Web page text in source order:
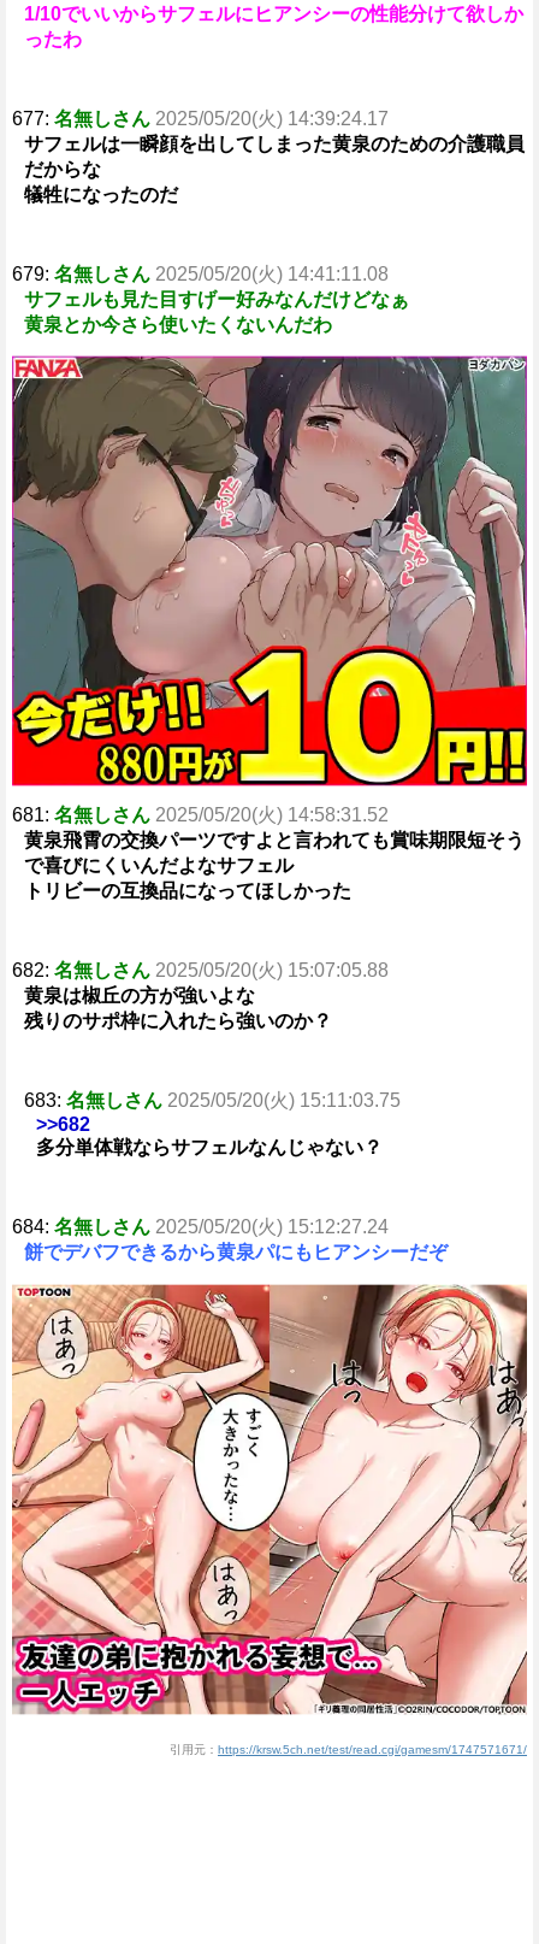
1/10でいいからサフェルにヒアンシーの性能分けて欲しか
ったわ
677: 名無しさん 2025/05/20(火) 14:39:24.17
サフェルは一瞬顔を出してしまった黄泉のための介護職員
だからな
犠牲になったのだ
679: 名無しさん 2025/05/20(火) 14:41:11.08
サフェルも見た目すげー好みなんだけどなぁ
黄泉とか今さら使いたくないんだわ
681: 名無しさん 2025/05/20(火) 14:58:31.52
黄泉飛霄の交換パーツですよと言われても賞味期限短そう
で喜びにくいんだよなサフェル
トリビーの互換品になってほしかった
682: 名無しさん 2025/05/20(火) 15:07:05.88
黄泉は椒丘の方が強いよな
残りのサポ枠に入れたら強いのか？
683: 名無しさん 2025/05/20(火) 15:11:03.75
>>682
多分単体戦ならサフェルなんじゃない？
684: 名無しさん 2025/05/20(火) 15:12:27.24
餅でデバフできるから黄泉パにもヒアンシーだぞ
引用元： https://krsw.5ch.net/test/read.cgi/gamesm/1747571671/